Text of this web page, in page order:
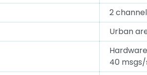
2
Urban
40